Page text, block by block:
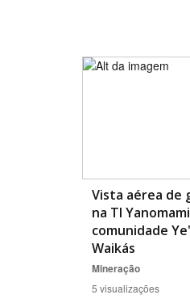
Vista aérea de
na TI
comunidade
Waikás
Mineração
5 visualizações